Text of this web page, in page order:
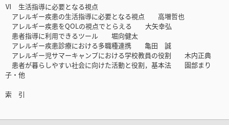
Ⅵ 生活指導に必要となる視点
アレルギー疾患の生活指導に必要となる視点 高増哲也
アレルギー疾患をQOLの視点でとらえる 大矢幸弘
患者指導に利用できるツール 堀向健太
アレルギー疾患診療における多職種連携 亀田 誠
アレルギー児サマーキャンプにおける学校教員の役割 木内正典
患者が暮らしやすい社会に向けた活動と役割，基本法 園部まり
子・他
索 引